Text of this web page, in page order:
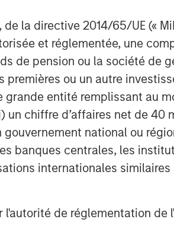
la directive 2014/65/UE («
et réglementée, une
de pension ou la société de
ou un autre
grande entité remplissant au
chiffre d’affaires net de 40
national ou
banques centrales, les
internationales
de réglementation de